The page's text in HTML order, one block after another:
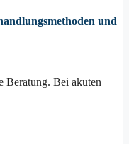
und
Beratung. Bei akuten